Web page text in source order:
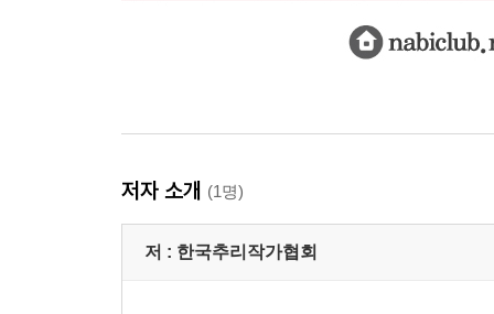
저자 소개 (1명)
저 : 한국추리작가협회